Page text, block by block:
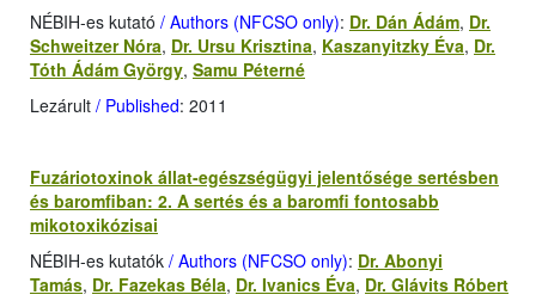
NÉBIH-es kutató / Authors (NFCSO only): Dr. Dán Ádám, Dr.
Schweitzer Nóra, Dr. Ursu Krisztina, Kaszanyitzky Éva, Dr.
Tóth Ádám György, Samu Péterné
Lezárult / Published: 2011
Fuzáriotoxinok állat-egészségügyi jelentősége sertésben
és baromfiban: 2. A sertés és a baromfi fontosabb
mikotoxikózisai
NÉBIH-es kutatók / Authors (NFCSO only): Dr. Abonyi
Tamás, Dr. Fazekas Béla, Dr. Ivanics Éva, Dr. Glávits Róbert